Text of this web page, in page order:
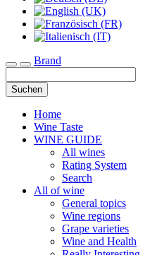
Toggle navigation
Brand
Suchen
Home
Wine Taste
WINE GUIDE
All wines
Rating System
Search
All of wine
General topics
Wine regions
Grape varieties
Wine and Health